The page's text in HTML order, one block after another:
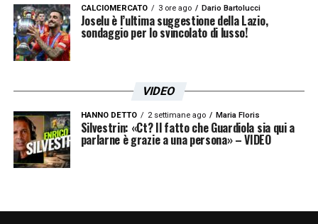
CALCIOMERCATO 3 ore ago Dario Bartolucci
Joselu è l’ultima suggestione della Lazio,
sondaggio per lo svincolato di lusso!
VIDEO
HANNO DETTO 2 settimane ago Maria Floris
Silvestrin: «Ct? Il fatto che Guardiola sia qui a
parlarne è grazie a una persona» – VIDEO